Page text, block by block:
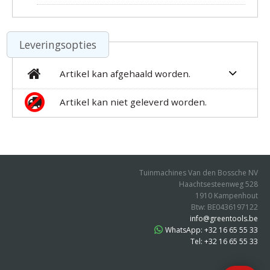
Leveringsopties
Artikel kan afgehaald worden.
Artikel kan niet geleverd worden.
Tuinmachines Van den Bossche NV
Haachtsesteenweg 528
1910 Kampenhout
Btw: BE0436197122
info@greentools.be
WhatsApp: +32 16 65 55 33
Tel: +32 16 65 55 33